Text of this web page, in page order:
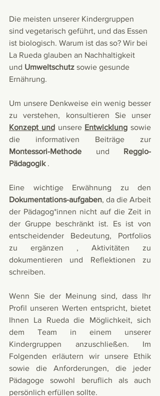
Die meisten unserer Kindergruppen
sind vegetarisch geführt, und das Essen
ist biologisch. Warum ist das so? Wir bei
La Rueda glauben an Nachhaltigkeit
und Umweltschutz sowie gesunde
Ernährung.
Um unsere Denkweise ein wenig besser
Konzept und unsere Entwicklung sowie
Montessori-Methode und Reggio-
Pädagogik .
Dokumentations-aufgaben, da die Arbeit
der Pädagog*innen nicht auf die Zeit in
der Gruppe beschränkt ist. Es ist von
entscheidender Bedeutung, Portfolios
zu ergänzen , Aktivitäten zu
dokumentieren und Reflektionen zu
schreiben.
Wenn Sie der Meinung sind, dass Ihr
Profil unseren Werten entspricht, bietet
Ihnen La Rueda die Möglichkeit, sich
dem Team in einem unserer
Kindergruppen anzuschließen. Im
Folgenden erläutern wir unsere Ethik
sowie die Anforderungen, die jeder
Pädagoge sowohl beruflich als auch
persönlich erfüllen sollte.